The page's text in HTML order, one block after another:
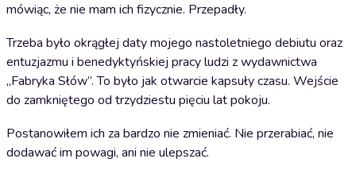
mówiąc, że nie mam ich fizycznie. Przepadły.
Trzeba było okrągłej daty mojego nastoletniego debiutu oraz
entuzjazmu i benedyktyńskiej pracy ludzi z wydawnictwa
„Fabryka Słów”. To było jak otwarcie kapsuły czasu. Wejście
do zamkniętego od trzydziestu pięciu lat pokoju.
Postanowiłem ich za bardzo nie zmieniać. Nie przerabiać, nie
dodawać im powagi, ani nie ulepszać.